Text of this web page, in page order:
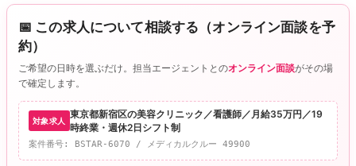
k
📅 この求人について相談する（オンライン面談を予
約）
ご希望の日時を選ぶだけ。担当エージェントとのオンライン面談がその場
で確定します。
対象求人
東京都新宿区の美容クリニック／看護師／月給35万円／19
時終業・週休2日シフト制
案件番号: BSTAR-6070 / メディカルクルー 49900